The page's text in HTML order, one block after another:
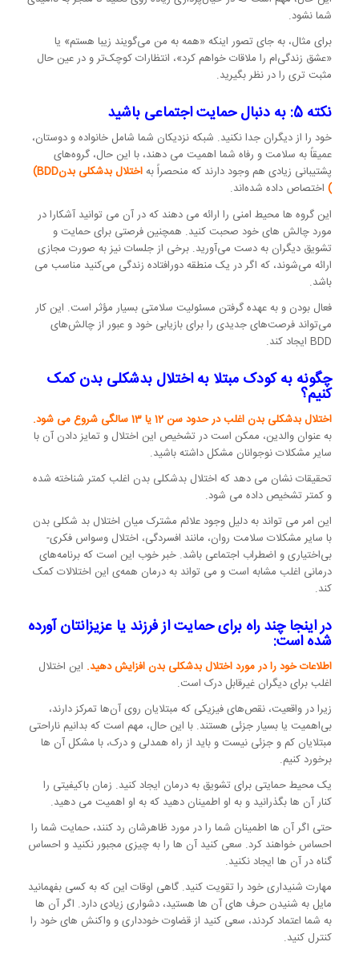
شما نشود.
برای مثال، به جای تصور اینکه «همه به من می‌گویند زیبا هستم» یا
«عشق زندگی‌ام را ملاقات خواهم کرد»، انتظارات کوچک‌تر و در عین حال
مثبت تری را در نظر بگیرید.
نکته 5: به دنبال حمایت اجتماعی باشید
خود را از دیگران جدا نکنید. شبکه نزدیکان شما شامل خانواده و دوستان،
عمیقاً به سلامت و رفاه شما اهمیت می دهند، با این حال، گروه‌های
پشتیبانی زیادی هم وجود دارند که منحصراً به
اختلال بدشکلی بدنBDD)
)اختصاص داده شده‌اند.
این گروه ها محیط امنی را ارائه می دهند که در آن می توانید آشکارا در
مورد چالش های خود صحبت کنید. همچنین فرصتی برای حمایت و
تشویق دیگران به دست می‌آورید. برخی از جلسات نیز به صورت مجازی
ارائه می‌شوند، که اگر در یک منطقه دورافتاده زندگی می‌کنید مناسب می
باشد.
فعال بودن و به عهده گرفتن مسئولیت سلامتی بسیار مؤثر است. این کار
می‌تواند فرصت‌های جدیدی را برای بازیابی خود و عبور از چالش‌های
BDD ایجاد کند.
چگونه به کودک مبتلا به اختلال بدشکلی بدن کمک
کنیم؟
اختلال بدشکلی بدن اغلب در حدود سن 12 یا 13 سالگی شروع می شود.
به عنوان والدین، ممکن است در تشخیص این اختلال و تمایز دادن آن با
سایر مشکلات نوجوانان مشکل داشته باشید.
تحقیقات نشان می دهد که اختلال بدشکلی بدن اغلب کمتر شناخته شده
و کمتر تشخیص داده می شود.
این امر می تواند به دلیل وجود علائم مشترک میان اختلال بد شکلی بدن
با سایر مشکلات سلامت روان، مانند افسردگی، اختلال وسواس فکری-
بی‌اختیاری و اضطراب اجتماعی باشد. خبر خوب این است که برنامه‌های
درمانی اغلب مشابه است و می تواند به درمان همه‌ی این اختلالات کمک
کند.
در اینجا چند راه برای حمایت از فرزند یا عزیزانتان آورده
شده است:
اطلاعات خود را در مورد اختلال بدشکلی بدن افزایش دهید. این اختلال
اغلب برای دیگران غیرقابل درک است.
زیرا در واقعیت، نقص‌های فیزیکی که مبتلایان روی آن‌ها تمرکز دارند،
بی‌اهمیت یا بسیار جزئی هستند. با این حال، مهم است که بدانیم ناراحتی
مبتلایان کم و جزئی نیست و باید از راه همدلی و درک، با مشکل آن ها
برخورد کنیم.
یک محیط حمایتی برای تشویق به درمان ایجاد کنید. زمان باکیفیتی را
کنار آن ها بگذرانید و به او اطمینان دهید که به او اهمیت می دهید.
حتی اگر آن ها اطمینان شما را در مورد ظاهرشان رد کنند، حمایت شما را
احساس خواهند کرد. سعی کنید آن ها را به چیزی مجبور نکنید و احساس
گناه در آن ها ایجاد نکنید.
مهارت شنیداری خود را تقویت کنید. گاهی اوقات این که به کسی بفهمانید
مایل به شنیدن حرف های آن ها هستید، دشواری زیادی دارد. اگر آن ها
به شما اعتماد کردند، سعی کنید از قضاوت خودداری و واکنش های خود را
کنترل کنید.